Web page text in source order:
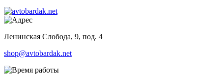
Ленинская Слобода, 9, под. 4
shop@avtobardak.net